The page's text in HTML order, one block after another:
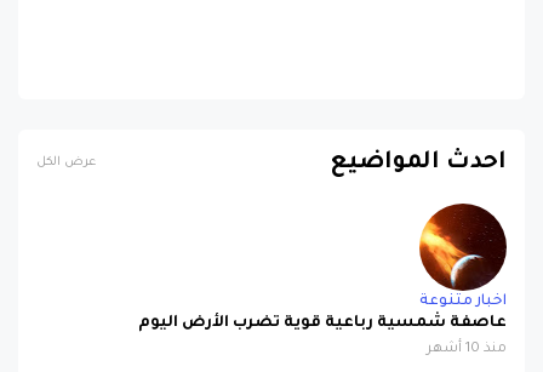
احدث المواضيع عرض الكل
اخبار متنوعة
عاصفة شمسية رباعية قوية تضرب الأرض اليوم
منذ 10 أشهر